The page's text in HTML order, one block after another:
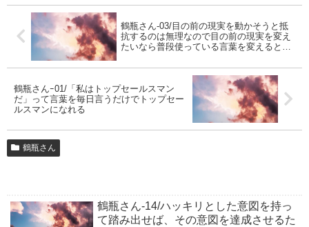
鶴瓶さん-03/目の前の現実を動かそうと抵
抗するのは無理なので目の前の現実を変え
たいなら普段使っている言葉を変えると変
鶴瓶さんｰ01/「私はトップセールスマン
だ」って言葉を毎日言うだけでトップセー
ルスマンになれる
鶴瓶さん
鶴瓶さん-14/ハッキリとした意図を持っ
て踏み出せば、その意図を達成させるた